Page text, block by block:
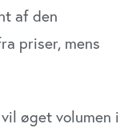
af den
priser, mens
øget volumen i